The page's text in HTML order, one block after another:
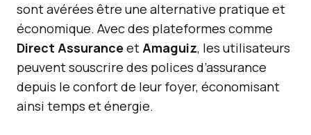
sont avérées être une alternative pratique et
économique. Avec des plateformes comme
Direct Assurance etAmaguiz, les utilisateurs
peuvent souscrire des polices d’assurance
depuis le confort de leur foyer, économisant
ainsi temps et énergie.